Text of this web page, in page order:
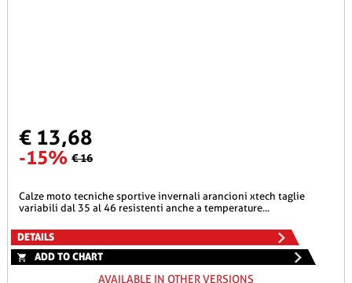
€ 13,68
-15% € 16
calze moto tecniche sportive invernali arancioni xtech taglie
variabili dal 35 al 46 resistenti anche a temperature...
DETAILS
ADD TO CHART
AVAILABLE IN OTHER VERSIONS